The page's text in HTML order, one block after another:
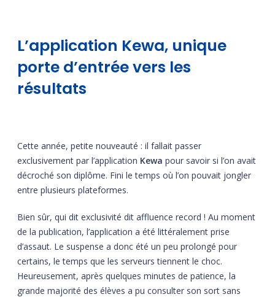
L’application Kewa, unique
porte d’entrée vers les
résultats
Cette année, petite nouveauté : il fallait passer
exclusivement par l’application Kewa pour savoir si l’on avait
décroché son diplôme. Fini le temps où l’on pouvait jongler
entre plusieurs plateformes.
Bien sûr, qui dit exclusivité dit affluence record ! Au moment
de la publication, l’application a été littéralement prise
d’assaut. Le suspense a donc été un peu prolongé pour
certains, le temps que les serveurs tiennent le choc.
Heureusement, après quelques minutes de patience, la
grande majorité des élèves a pu consulter son sort sans